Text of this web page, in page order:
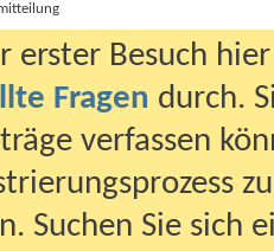
erster Besuch
Fragen durch.
verfassen
Suchen Sie sich